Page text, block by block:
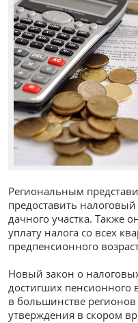
Региональным
предоставить
дачного участка. Также
уплату налога со всех
предпенсионного
Новый закон о
достигших пенсионного
в большинстве
утверждения в скором